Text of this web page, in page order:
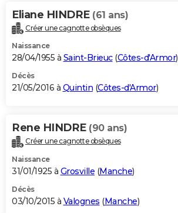
Eliane HINDRE (61 ans)
Créer une cagnotte obsèques
Naissance
28/04/1955 à Saint-Brieuc(Côtes-d'Armor)
Décès
21/05/2016 à Quintin (Côtes-d'Armor)
Rene HINDRE (90 ans)
Créer une cagnotte obsèques
Naissance
31/01/1925 à Grosville (Manche)
Décès
03/10/2015 à Valognes (Manche)